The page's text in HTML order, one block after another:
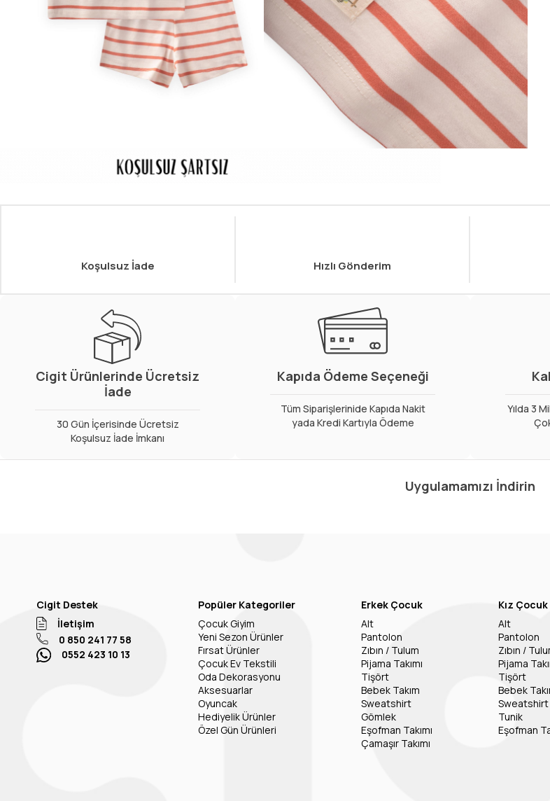
Koşulsuz İade Hızlı Gönderim
Cigit Ürünlerinde Ücretsiz
İade
30 Gün İçerisinde Ücretsiz
Koşulsuz İade İmkanı
Kapıda Ödeme Seçeneği
Tüm Siparişlerinide Kapıda Nakit
yada Kredi Kartıyla Ödeme
Yılda 3
Uygulamamızı İndirin
Cigit Destek
İletişim
0 850 241 77 58
0552 423 10 13
Popüler Kategoriler
Çocuk Giyim
Yeni Sezon Ürünler
Fırsat Ürünler
Çocuk Ev Tekstili
Oda Dekorasyonu
Aksesuarlar
Oyuncak
Hediyelik Ürünler
Özel Gün Ürünleri
Erkek Çocuk
Alt
Pantolon
Zıbın / Tulum
Pijama Takımı
Tişört
Bebek Takım
Sweatshirt
Gömlek
Eşofman Takımı
Çamaşır Takımı
Kız Çocuk
Alt
Pantolon
Zıbın /
Pijama
Tişört
Bebek
Sweatshirt
Tunik
Eşofman